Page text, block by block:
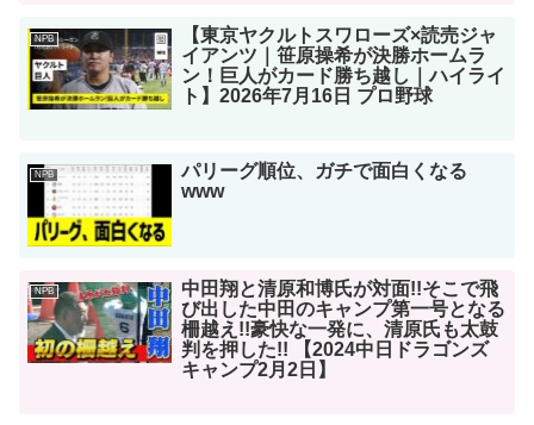
NPB
【東京ヤクルトスワローズ×読売ジャ
イアンツ｜笹原操希が決勝ホームラ
ン！巨人がカード勝ち越し｜ハイライ
ト】2026年7月16日 プロ野球
NPB
パリーグ順位、ガチで面白くなる
www
NPB
中田翔と清原和博氏が対面!!そこで飛
び出した中田のキャンプ第一号となる
柵越え!!豪快な一発に、清原氏も太鼓
判を押した!! 【2024中日ドラゴンズ
キャンプ2月2日】